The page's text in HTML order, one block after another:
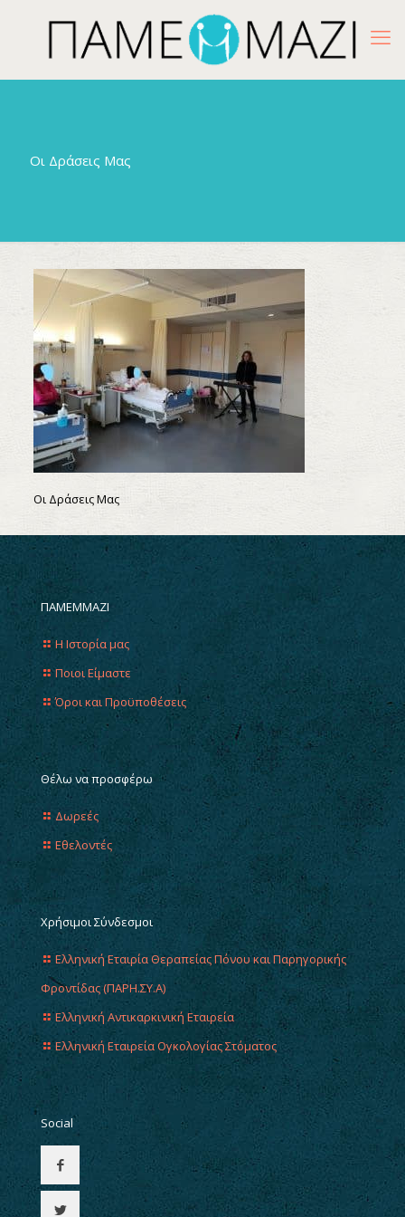
Οι Δράσεις Μας
Οι Δράσεις Μας
ΠΑΜΕΜΜΑΖΙ
Η Ιστορία μας
Ποιοι Είμαστε
Όροι και Προϋποθέσεις
Θέλω να προσφέρω
Δωρεές
Εθελοντές
Χρήσιμοι Σύνδεσμοι
Ελληνική Εταιρία Θεραπείας Πόνου και Παρηγορικής
Φροντίδας (ΠΑΡΗ.ΣΥ.Α)
Ελληνική Αντικαρκινική Εταιρεία
Ελληνική Εταιρεία Ογκολογίας Στόματος
Social